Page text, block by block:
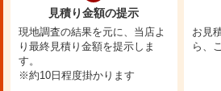
見積り金額の提示
現地調査の結果を元に、当店よ
り最終見積り金額を提示しま
す。
※約10日程度掛かります
お見
ら、